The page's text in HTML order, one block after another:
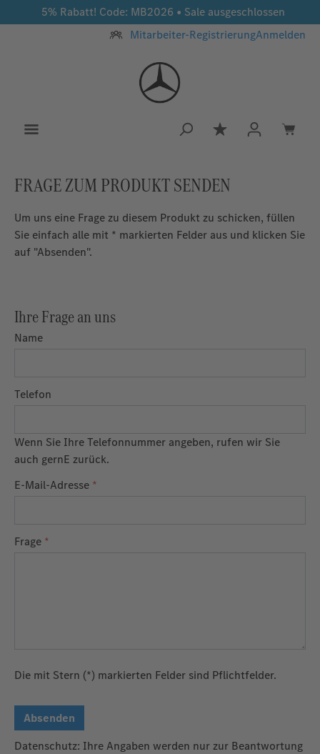
Zum Hauptinhalt springen
5% Rabatt! Code: MB2026 • Sale ausgeschlossen
Mitarbeiter-RegistrierungAnmelden
Du hast 0
FRAGE ZUM PRODUKT SENDEN
Um uns eine Frage zu diesem Produkt zu schicken, füllen
Sie einfach alle mit * markierten Felder aus und klicken Sie
auf "Absenden".
Ihre Frage an uns
Name
Telefon
Wenn Sie Ihre Telefonnummer angeben, rufen wir Sie
auch gernE zurück.
E-Mail-Adresse *
Frage *
Die mit Stern (*) markierten Felder sind Pflichtfelder.
Absenden
Datenschutz: Ihre Angaben werden nur zur Beantwortung